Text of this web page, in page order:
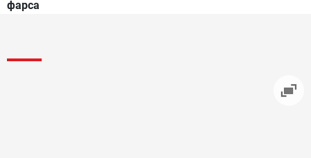
фарса